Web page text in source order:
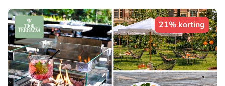
21% korting